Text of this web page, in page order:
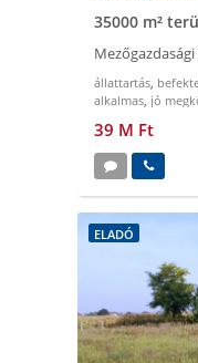
35000 m²
állattartás,
alkalmas, jó
39 M Ft
ELADÓ